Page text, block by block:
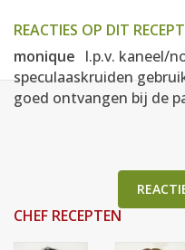
REACTIES OP DIT RECEPT
monique I.p.v. kaneel/
speculaaskruiden
goed ontvangen bij de
CHEF RECEPTEN